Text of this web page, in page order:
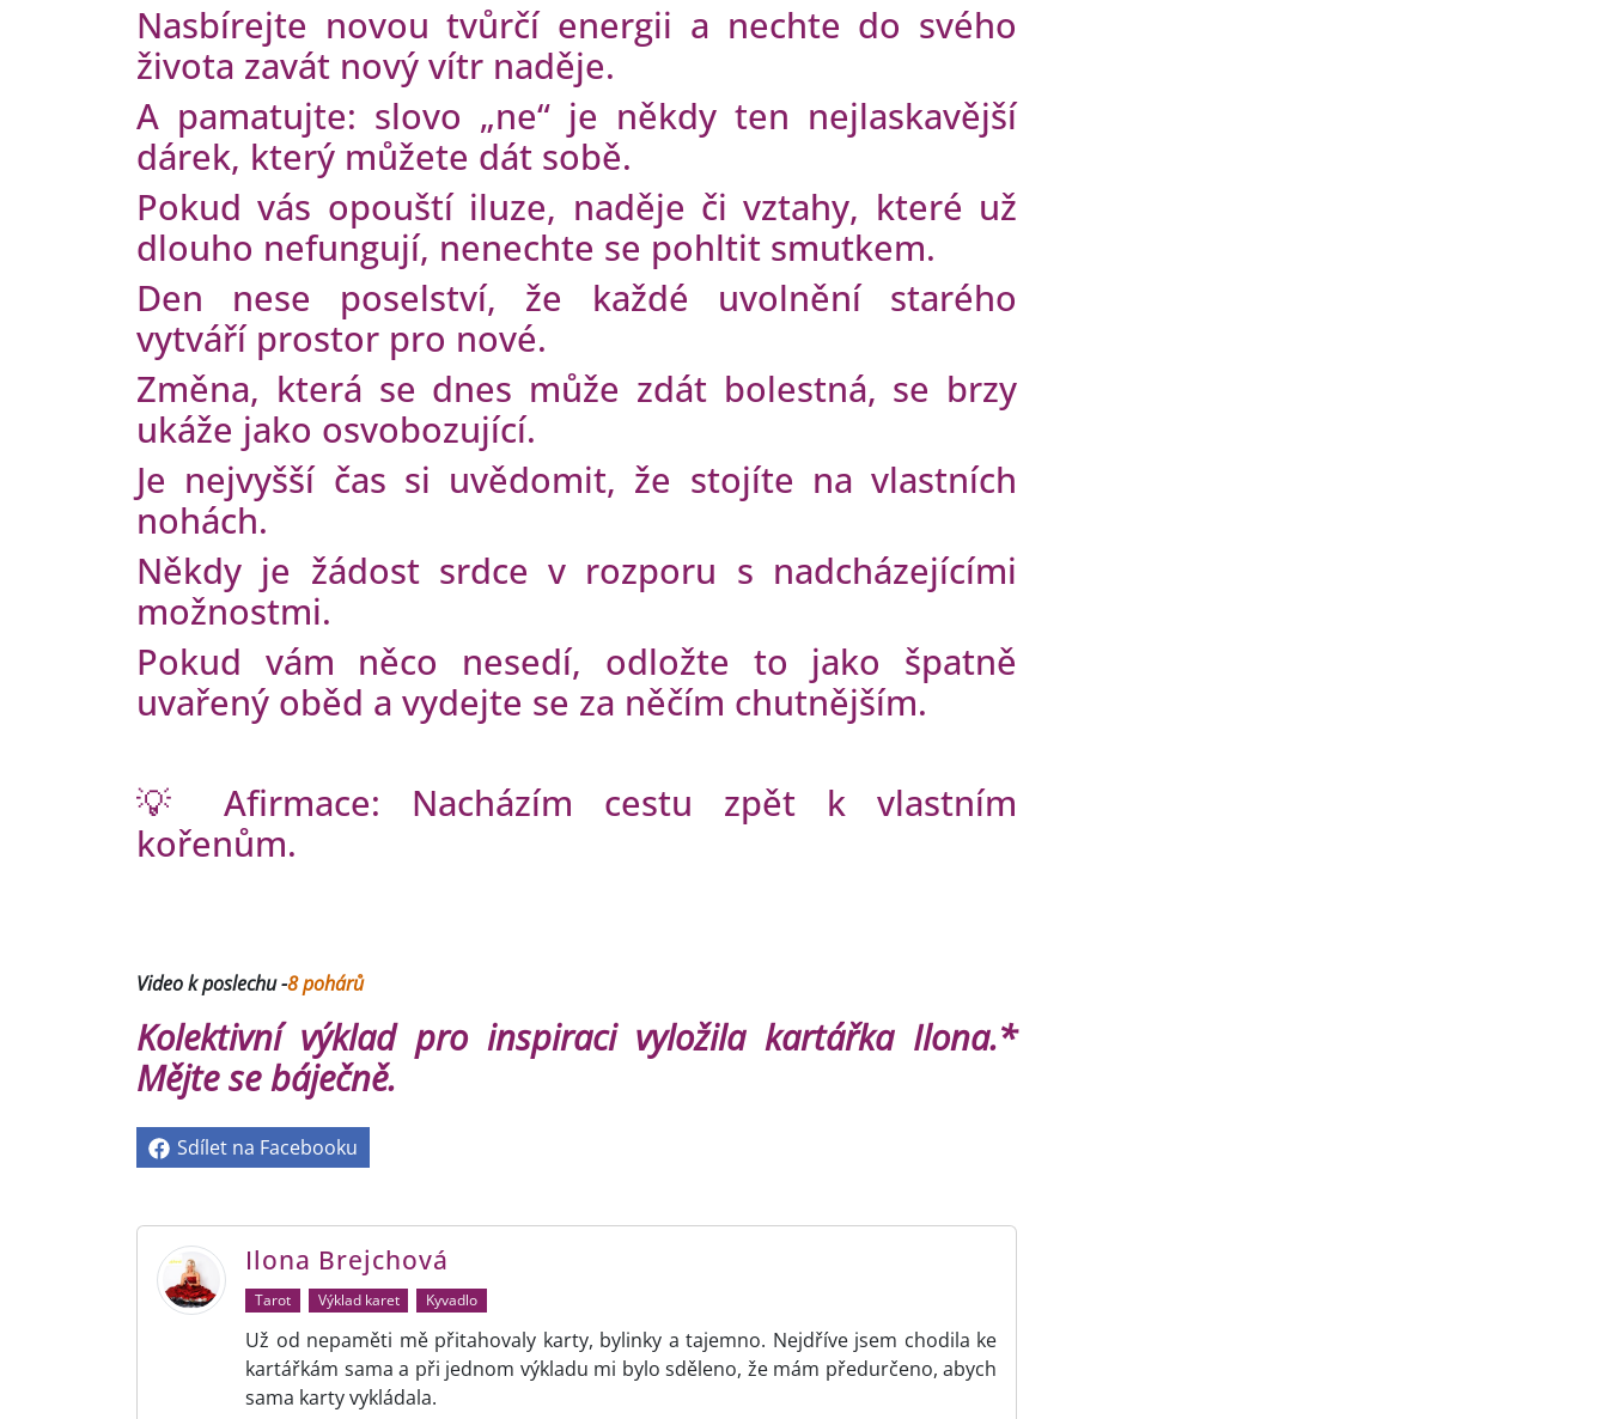
Nasbírejte novou tvůrčí energii a nechte do svého
života zavát nový vítr naděje.
A pamatujte: slovo „ne“ je někdy ten nejlaskavější
dárek, který můžete dát sobě.
Pokud vás opouští iluze, naděje či vztahy, které už
dlouho nefungují, nenechte se pohltit smutkem.
Den nese poselství, že každé uvolnění starého
vytváří prostor pro nové.
Změna, která se dnes může zdát bolestná, se brzy
ukáže jako osvobozující.
Je nejvyšší čas si uvědomit, že stojíte na vlastních
nohách.
Někdy je žádost srdce v rozporu s nadcházejícími
možnostmi.
Pokud vám něco nesedí, odložte to jako špatně
uvařený oběd a vydejte se za něčím chutnějším.
💡 Afirmace: Nacházím cestu zpět k vlastním
kořenům.
Video k poslechu -8 pohárů
Kolektivní výklad pro inspiraci vyložila kartářka Ilona.*
Mějte se báječně.
Sdílet na Facebooku
Ilona Brejchová
Tarot Výklad karet Kyvadlo
Už od nepaměti mě přitahovaly karty, bylinky a tajemno. Nejdříve jsem chodila ke
kartářkám sama a při jednom výkladu mi bylo sděleno, že mám předurčeno, abych
sama karty vykládala.